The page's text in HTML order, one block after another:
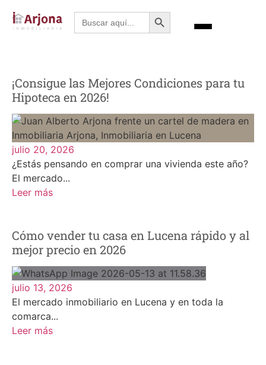
Buscar: Botón de búsqueda
¡Consigue las Mejores Condiciones para tu
Hipoteca en 2026!
julio 20, 2026
¿Estás pensando en comprar una vivienda este año?
El mercado...
Leer más
Cómo vender tu casa en Lucena rápido y al
mejor precio en 2026
julio 13, 2026
El mercado inmobiliario en Lucena y en toda la
comarca...
Leer más